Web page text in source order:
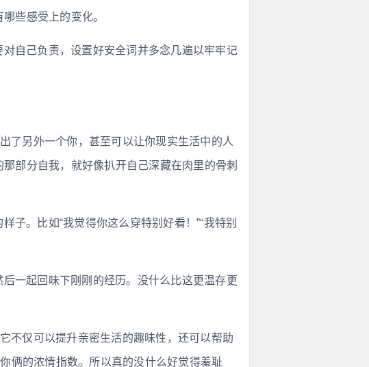
些感受上的变化。
自己负责，设置好安全词并多念几遍以牢牢记
了另外一个你，甚至可以让你现实生活中的人
部分自我，就好像扒开自己深藏在肉里的骨刺
子。比如“我觉得你这么穿特别好看！”“我特别
一起回味下刚刚的经历。没什么比这更温存更
不仅可以提升亲密生活的趣味性，还可以帮助
俩的浓情指数。所以真的没什么好觉得羞耻